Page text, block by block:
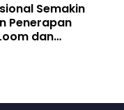
Semakin
Penerapan
dan
CV. Garuda